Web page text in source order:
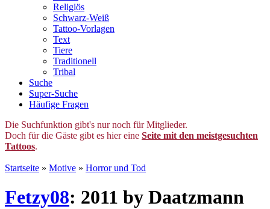
Religiös
Schwarz-Weiß
Tattoo-Vorlagen
Text
Tiere
Traditionell
Tribal
Suche
Super-Suche
Häufige Fragen
Die Suchfunktion gibt's nur noch für Mitglieder.
Doch für die Gäste gibt es hier eine Seite mit den meistgesuchten
Tattoos.
Startseite » Motive » Horror und Tod
Fetzy08: 2011 by Daatzmann